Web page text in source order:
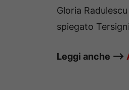
Gloria
spiegato
Leggi anche —–>